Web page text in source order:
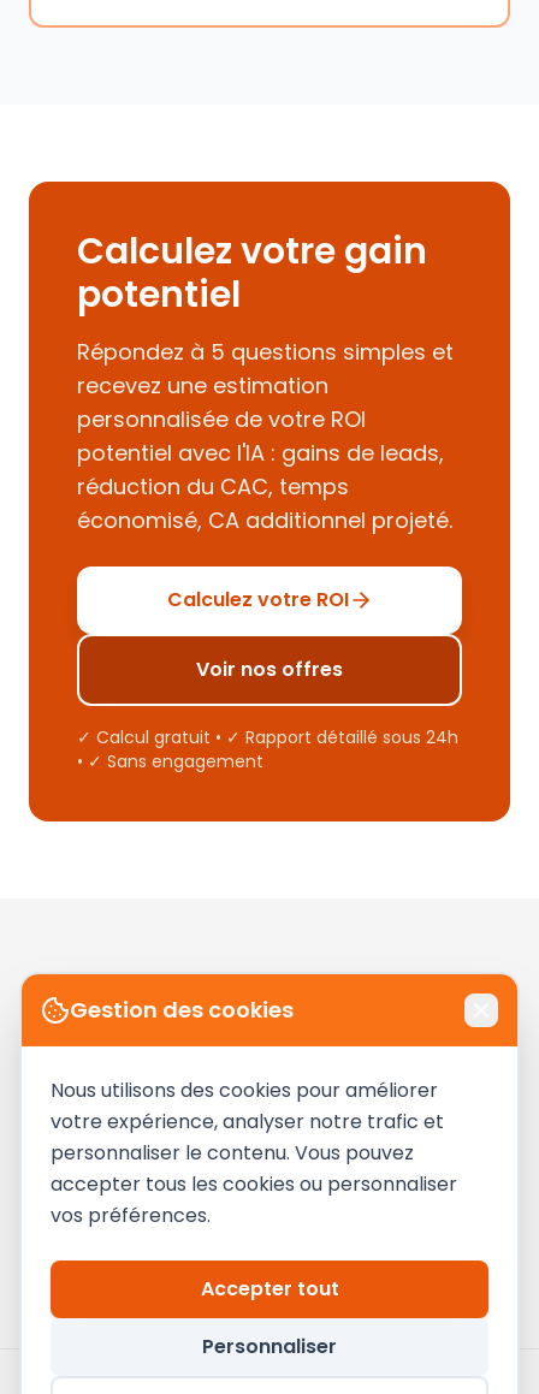
Calculez votre gain
potentiel
Répondez à 5 questions simples et
recevez une estimation
personnalisée de votre ROI
potentiel avec l'IA : gains de leads,
réduction du CAC, temps
économisé, CA additionnel projeté.
Calculez votre ROI
Voir nos offres
✓ Calcul gratuit • ✓ Rapport détaillé sous 24h
• ✓ Sans engagement
On regarde votre
acquisition ensemble ?
Un Diagnostic S2R : on vous dit où sont les
fuites, et comment les colmater.
Demandez votre Diagnostic S2R
Pourquoi maintenant ?
Gestion des cookies
Nous utilisons des cookies pour améliorer
votre expérience, analyser notre trafic et
personnaliser le contenu. Vous pouvez
accepter tous les cookies ou personnaliser
vos préférences.
Accepter tout
Personnaliser